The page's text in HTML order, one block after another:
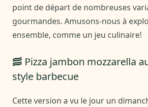
point de départ de nombreuses
gourmandes. Amusons-nous à
ensemble, comme un jeu culinaire!
🥓 Pizza jambon mozzarella
style barbecue
Cette version a vu le jour un